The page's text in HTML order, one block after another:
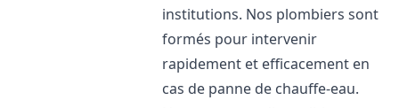
institutions. Nos plombiers sont
formés pour intervenir
rapidement et efficacement en
cas de panne de chauffe-eau.